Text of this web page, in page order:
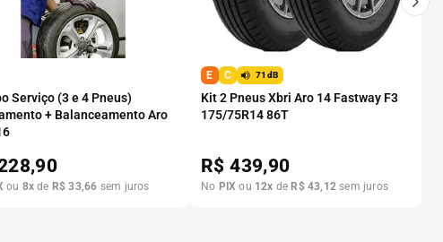
Serviço (3 e 4 Pneus)
+ Balanceamento Aro
ou 8x de R$ 33,66 sem juros
E C 71dB
Kit 2 Pneus Xbri Aro 14 Fastway F3
175/75R14 86T
R$439,90
No PIX ou 12x de R$ 43, 12 sem juros